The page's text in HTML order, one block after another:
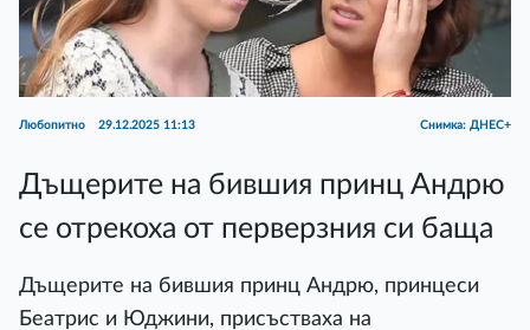
Любопитно 29.12.2025 11:13 Снимка: ДНЕС+
Дъщерите на бившия принц Андрю
се отрекоха от перверзния си баща
Дъщерите на бившия принц Андрю, принцеси
Беатрис и Юджини, присъстваха на